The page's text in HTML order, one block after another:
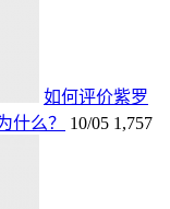
如何评价紫罗
什么？
10/05 1,757